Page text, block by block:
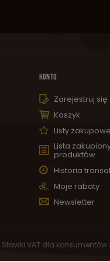
KONTO
Zarejestruj się
Koszyk
Listy zakupowe
Lista
produktów
Historia
Moje rabaty
Newsletter
Stawki VAT dla konsumentów